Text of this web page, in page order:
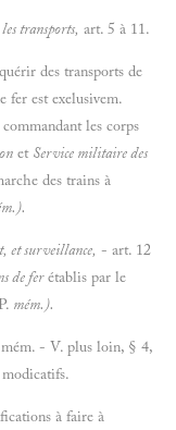
transports, art. 5 à 11.
des transports de
fer est exelusivem.
les corps
et Service militaire des
des trains à
et surveillance, - art. 12
de ferétablis par le
mém.).
- V. plus loin, § 4,
à faire à